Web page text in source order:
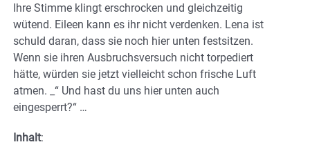
Ihre Stimme klingt erschrocken und gleichzeitig
wütend. Eileen kann es ihr nicht verdenken. Lena ist
schuld daran, dass sie noch hier unten festsitzen.
Wenn sie ihren Ausbruchsversuch nicht torpediert
hätte, würden sie jetzt vielleicht schon frische Luft
atmen. _“ Und hast du uns hier unten auch
eingesperrt?“ …
Inhalt: